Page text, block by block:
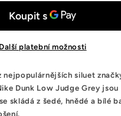
Další platební možnosti
nejpopulárnějších siluet
Dunk Low Judge Grey
skládá z šedé, hnědé a bílé